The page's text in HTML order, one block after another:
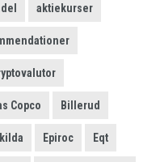
aktiekurser
Copco Billerud
Epiroc Eqt